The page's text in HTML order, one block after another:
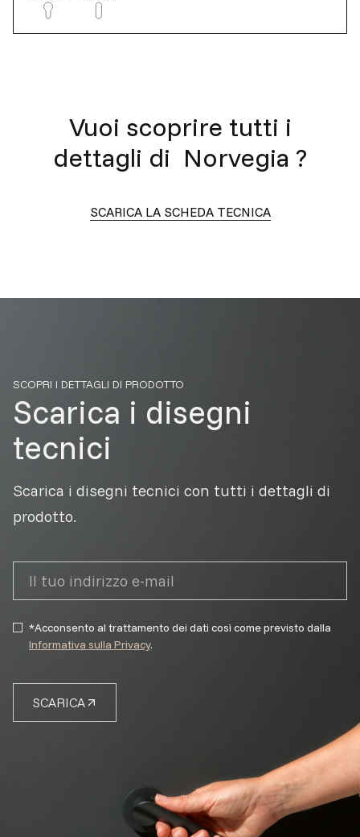
Vuoi scoprire tutti i
dettagli di Norvegia ?
SCARICA LA SCHEDA TECNICA
SCOPRI I DETTAGLI DI PRODOTTO
Scarica i disegni
tecnici
Scarica i disegni tecnici con tutti i dettagli di
prodotto.
SCARICA
*Acconsento al trattamento dei dati così come previsto dalla
Informativa sulla Privacy.